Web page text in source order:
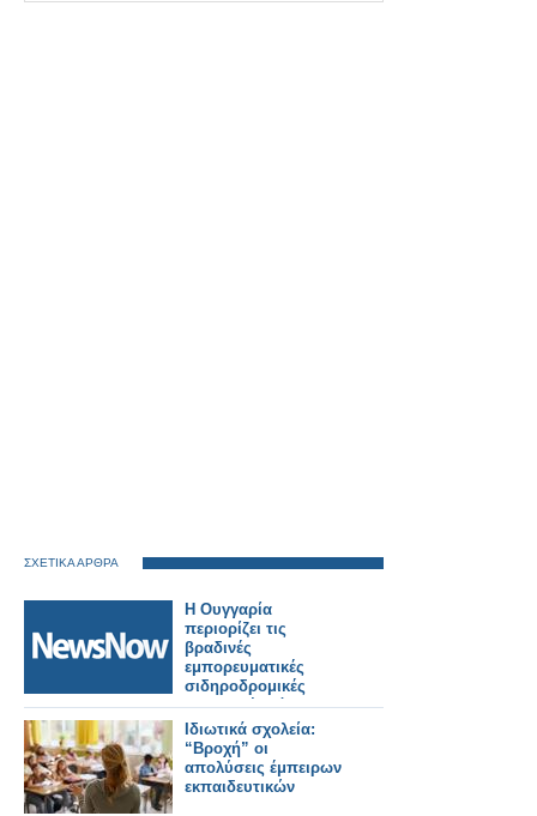
ΣΧΕΤΙΚΑ ΑΡΘΡΑ
Η Ουγγαρία
περιορίζει τις
βραδινές
εμπορευματικές
σιδηροδρομικές
μεταφορές λόγω
καύσωνα.
Ιδιωτικά σχολεία:
“Βροχή” οι
απολύσεις έμπειρων
εκπαιδευτικών